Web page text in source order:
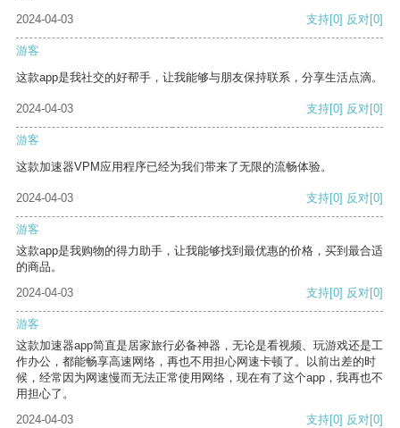
2024-04-03
支持[0] 反对[0]
游客
这款app是我社交的好帮手，让我能够与朋友保持联系，分享生活点滴。
2024-04-03 支持[0] 反对[0]
游客
这款加速器VPM应用程序已经为我们带来了无限的流畅体验。
2024-04-03 支持[0] 反对[0]
游客
这款app是我购物的得力助手，让我能够找到最优惠的价格，买到最合适
的商品。
2024-04-03
支持[0] 反对[0]
游客
这款加速器app简直是居家旅行必备神器，无论是看视频、玩游戏还是工
作办公，都能畅享高速网络，再也不用担心网速卡顿了。以前出差的时
候，经常因为网速慢而无法正常使用网络，现在有了这个app，我再也不
用担心了。
2024-04-03
支持[0] 反对[0]